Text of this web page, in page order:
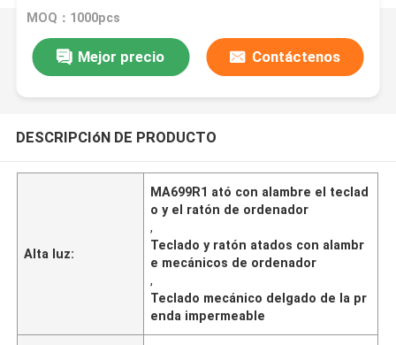
de la prenda impermeable colorearon las teclas
MOQ：1000pcs
Mejor precio Contáctenos
DESCRIPCIóN DE PRODUCTO
Alta luz:
MA699R1 ató con alambre el teclad
o y el ratón de ordenador
,
Teclado y ratón atados con alambr
e mecánicos de ordenador
,
Teclado mecánico delgado de la pr
enda impermeable